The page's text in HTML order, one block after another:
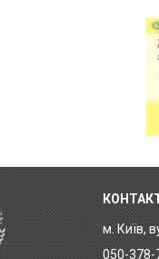
м. Київ,
050-378-